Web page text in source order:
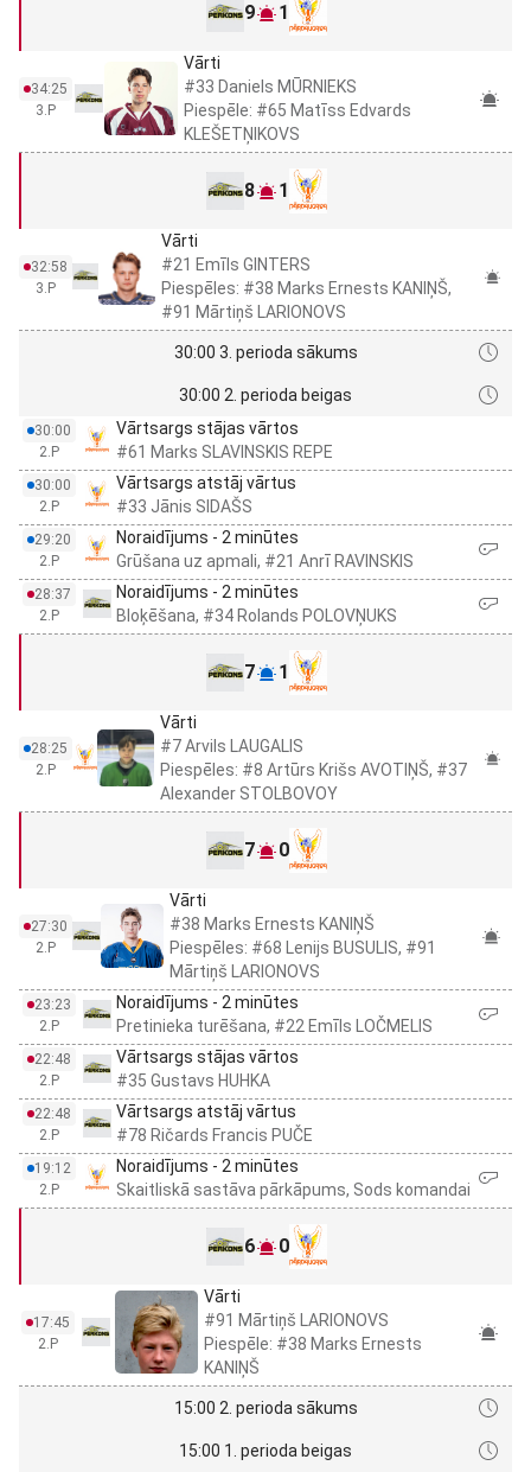
9 1
34:25
3.P
Vārti
#33 Daniels MŪRNIEKS
Piespēle: #65 Matīss Edvards
KLEŠETŅIKOVS
8 1
32:58
3.P
Vārti
#21 Emīls GINTERS
Piespēles: #38 Marks Ernests KANIŅŠ,
#91 Mārtiņš LARIONOVS
30:00 3. perioda sākums
30:00 2. perioda beigas
30:00
2.P
Vārtsargs stājas vārtos
#61 Marks SLAVINSKIS REPE
30:00
2.P
Vārtsargs atstāj vārtus
#33 Jānis SIDAŠS
29:20
2.P
Noraidījums - 2 minūtes
Grūšana uz apmali, #21 Anrī RAVINSKIS
28:37
2.P
Noraidījums - 2 minūtes
Bloķēšana, #34 Rolands POLOVŅUKS
7 1
28:25
2.P
Vārti
#7 Arvils LAUGALIS
Piespēles: #8 Artūrs Krišs AVOTIŅŠ, #37
Alexander STOLBOVOY
7 0
27:30
2.P
Vārti
#38 Marks Ernests KANIŅŠ
Piespēles: #68 Lenijs BUSULIS, #91
Mārtiņš LARIONOVS
23:23
2.P
Noraidījums - 2 minūtes
Pretinieka turēšana, #22 Emīls LOČMELIS
22:48
2.P
Vārtsargs stājas vārtos
#35 Gustavs HUHKA
22:48
2.P
Vārtsargs atstāj vārtus
#78 Ričards Francis PUČE
19:12
2.P
Noraidījums - 2 minūtes
Skaitliskā sastāva pārkāpums, Sods komandai
6 0
17:45
2.P
Vārti
#91 Mārtiņš LARIONOVS
Piespēle: #38 Marks Ernests
KANIŅŠ
15:00 2. perioda sākums
15:00 1. perioda beigas